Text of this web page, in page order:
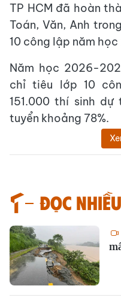
TP HCM đã hoàn
Toán, Văn, Anh
10 công lập năm
Năm học 2026-
chỉ tiêu lớp 10
151.000 thí sinh
tuyển khoảng 78%.
Đọc